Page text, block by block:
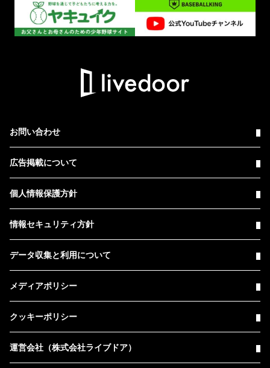
お問い合わせ
広告掲載について
個人情報保護方針
情報セキュリティ方針
データ収集と利用について
メディアポリシー
クッキーポリシー
運営会社（株式会社ライブドア）